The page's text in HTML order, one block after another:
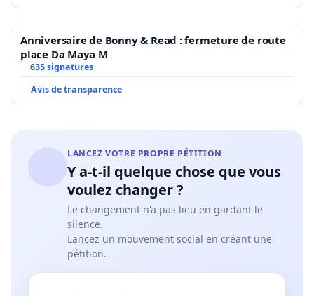
Anniversaire de Bonny & Read : fermeture de route
place Da Maya M
635 signatures
Avis de transparence
LANCEZ VOTRE PROPRE PÉTITION
Y a-t-il quelque chose que vous
voulez changer ?
Le changement n'a pas lieu en gardant le
silence.
Lancez un mouvement social en créant une
pétition.